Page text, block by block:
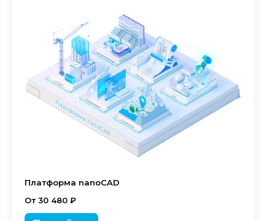
Платформа nanoCAD
От 30 480 ₽